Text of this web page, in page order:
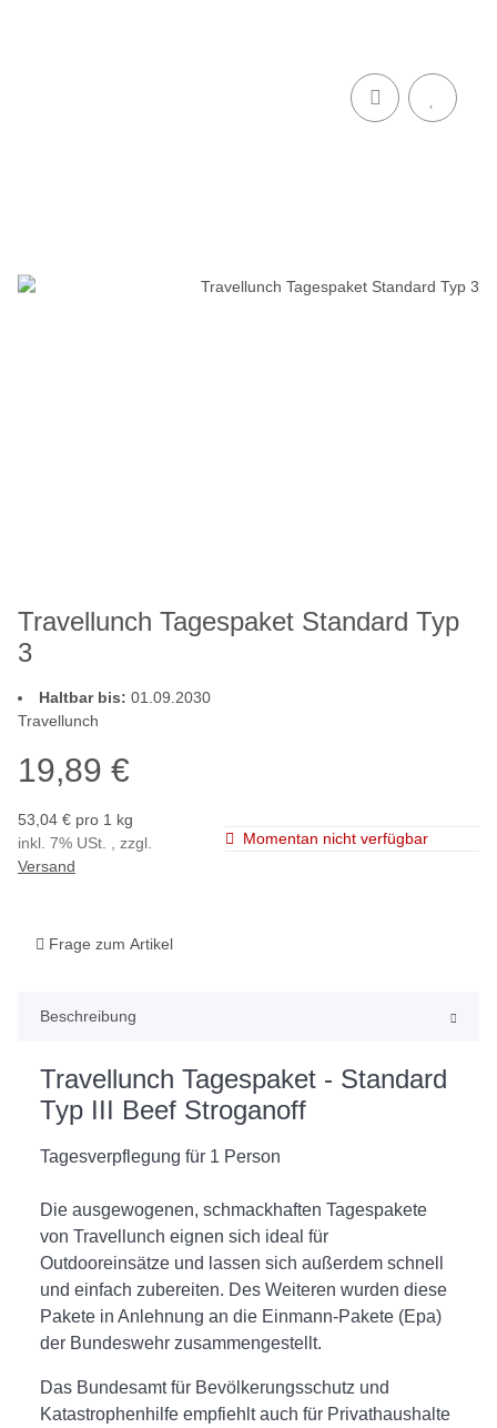
Travellunch Tagespaket Standard Typ
3
Haltbar bis: 01.09.2030
Travellunch
19,89 €
53,04 € pro 1 kg
inkl. 7% USt. , zzgl.
Versand
Momentan nicht verfügbar
Frage zum Artikel
Beschreibung
Travellunch Tagespaket - Standard
Typ III Beef Stroganoff
Tagesverpflegung für 1 Person
Die ausgewogenen, schmackhaften Tagespakete
von Travellunch eignen sich ideal für
Outdooreinsätze und lassen sich außerdem schnell
und einfach zubereiten. Des Weiteren wurden diese
Pakete in Anlehnung an die Einmann-Pakete (Epa)
der Bundeswehr zusammengestellt.
Das Bundesamt für Bevölkerungsschutz und
Katastrophenhilfe empfiehlt auch für Privathaushalte